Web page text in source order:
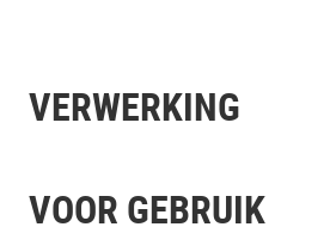
VERWERKING
VOOR GEBRUIK